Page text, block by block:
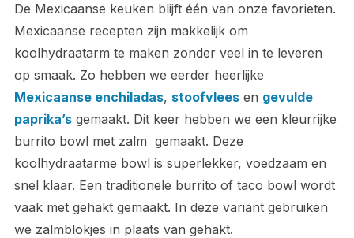
De Mexicaanse keuken blijft één van onze favorieten.
Mexicaanse recepten zijn makkelijk om
koolhydraatarm te maken zonder veel in te leveren
op smaak. Zo hebben we eerder heerlijke
Mexicaanse enchiladas, stoofvleesen gevulde
paprika’sgemaakt. Dit keer hebben we een kleurrijke
burrito bowl met zalm gemaakt. Deze
koolhydraatarme bowl is superlekker, voedzaam en
snel klaar. Een traditionele burrito of taco bowl wordt
vaak met gehakt gemaakt. In deze variant gebruiken
we zalmblokjes in plaats van gehakt.